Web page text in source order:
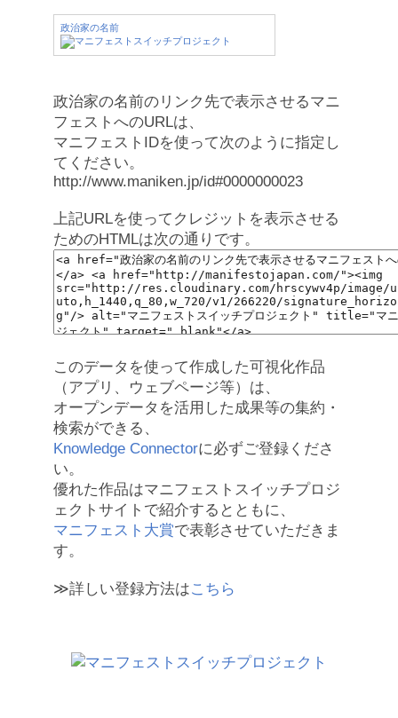
政治家の名前
政治家の名前のリンク先で表示させるマニ
フェストへのURLは、
マニフェストIDを使って次のように指定し
てください。
http://www.maniken.jp/id#0000000023
上記URLを使ってクレジットを表示させる
ためのHTMLは次の通りです。
このデータを使って作成した可視化作品
（アプリ、ウェブページ等）は、
オープンデータを活用した成果等の集約・
検索ができる、
Knowledge Connectorに必ずご登録くださ
い。
優れた作品はマニフェストスイッチプロジ
ェクトサイトで紹介するとともに、
マニフェスト大賞で表彰させていただきま
す。
≫詳しい登録方法はこちら